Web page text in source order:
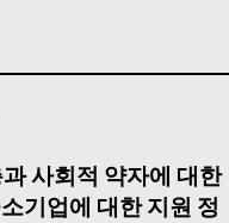
사회적 약자에 대한
기업에 대한 지원 정